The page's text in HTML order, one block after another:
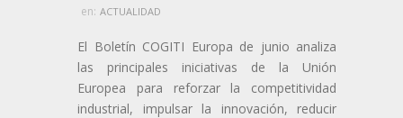
en: ACTUALIDAD
El Boletín COGITI Europa de junio analiza
las principales iniciativas de la Unión
Europea para reforzar la competitividad
industrial, impulsar la innovación, reducir